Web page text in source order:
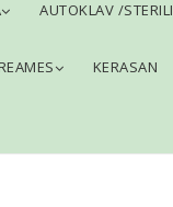
AUTOKLAV /
KERASAN